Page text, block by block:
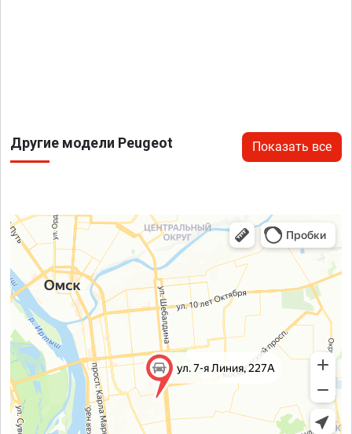
Другие модели Peugeot Показать все